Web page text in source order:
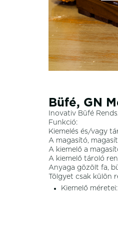
Büfé, GN
Inovativ Büfé
Funkció:
Kiemelés és/vagy
A magasító,
A kiemelő a
A kiemelő tároló
Anyaga gözölt fa,
Tölgyet csak külön
Kiemelő méretei:
Gn
1/2
2/4